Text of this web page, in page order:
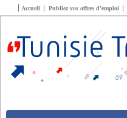
Accueil Publiez vos offres d’emploi